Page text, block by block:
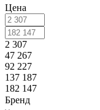
Цена
2 307
47 267
92 227
137 187
182 147
Бренд